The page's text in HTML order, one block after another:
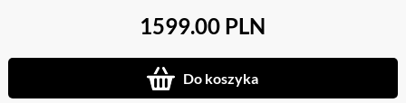
1599.00 PLN
Do koszyka